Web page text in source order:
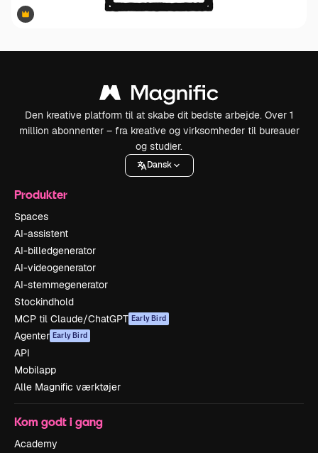
Premium
Premium
Den kreative platform til at skabe dit bedste arbejde. Over 1
million abonnenter – fra kreative og virksomheder til bureauer
og studier.
Dansk
Produkter
Spaces
AI-assistent
AI-billedgenerator
AI-videogenerator
AI-stemmegenerator
Stockindhold
MCP til Claude/ChatGPT Early Bird
Agenter Early Bird
API
Mobilapp
Alle Magnific værktøjer
Kom godt i gang
Academy